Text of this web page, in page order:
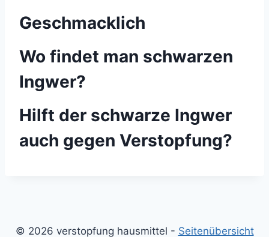
Geschmacklich
Wo findet man schwarzen
Ingwer?
Hilft der schwarze Ingwer
auch gegen Verstopfung?
© 2026 verstopfung hausmittel - Seitenübersicht